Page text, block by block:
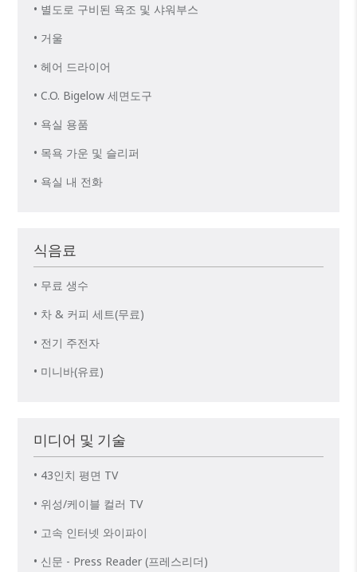
• 별도로 구비된 욕조 및 샤워부스
• 거울
• 헤어 드라이어
• C.O. Bigelow 세면도구
• 욕실 용품
• 목욕 가운 및 슬리퍼
• 욕실 내 전화
식음료
• 무료 생수
• 차 & 커피 세트(무료)
• 전기 주전자
• 미니바(유료)
미디어 및 기술
• 43인치 평면 TV
• 위성/케이블 컬러 TV
• 고속 인터넷 와이파이
• 신문 - Press Reader (프레스리더)